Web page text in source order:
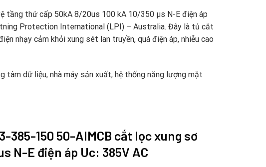
tầng thứ cấp 50kA 8/20us 100 kA 10/350 µs N-E điện áp
Protection International (LPI) – Australia. Đây là tủ cắt
nhạy cảm khỏi xung sét lan truyền, quá điện áp, nhiễu cao
dữ liệu, nhà máy sản xuất, hệ thống năng lượng mặt
385-150 50-AIMCB cắt lọc xung sơ
N-E điện áp Uc: 385V AC